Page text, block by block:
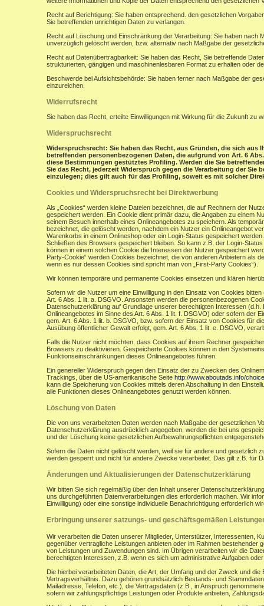
Recht auf Berichtigung: Sie haben entsprechend. den gesetzlichen
Sie betreffenden unrichtigen Daten zu verlangen.
Recht auf Löschung und Einschränkung der Verarbeitung: Sie haben
unverzüglich gelöscht werden, bzw. alternativ nach Maßgabe der
Recht auf Datenübertragbarkeit: Sie haben das Recht, Sie betreffende
strukturierten, gängigen und maschinenlesbaren Format zu erhalten oder
Beschwerde bei Aufsichtsbehörde: Sie haben ferner nach Maßgabe der
einzureichen.
Widerrufsrecht
Sie haben das Recht, erteilte Einwilligungen mit Wirkung für die Zukunft zu
Widerspruchsrecht
Widerspruchsrecht: Sie haben das Recht, aus Gründen, die sich aus
betreffenden personenbezogenen Daten, die aufgrund von Art. 6
diese Bestimmungen gestütztes Profiling. Werden die Sie
Sie das Recht, jederzeit Widerspruch gegen die Verarbeitung der
einzulegen; dies gilt auch für das Profiling, soweit es mit solcher
Cookies und Widerspruchsrecht bei Direktwerbung
Als „Cookies“ werden kleine Dateien bezeichnet, die auf Rechnern der
gespeichert werden. Ein Cookie dient primär dazu, die Angaben zu einem
seinem Besuch innerhalb eines Onlineangebotes zu speichern. Als
bezeichnet, die gelöscht werden, nachdem ein Nutzer ein Onlineangebot
Warenkorbs in einem Onlineshop oder ein Login-Status gespeichert
Schließen des Browsers gespeichert bleiben. So kann z.B. der Login-
können in einem solchen Cookie die Interessen der Nutzer gespeichert
Party-Cookie“ werden Cookies bezeichnet, die von anderen Anbietern als
wenn es nur dessen Cookies sind spricht man von „First-Party Cookies“).
Wir können temporäre und permanente Cookies einsetzen und klären
Sofern wir die Nutzer um eine Einwilligung in den Einsatz von Cookies
Art. 6 Abs. 1 lit. a. DSGVO. Ansonsten werden die personenbezogenen
Datenschutzerklärung auf Grundlage unserer berechtigten Interessen
Onlineangebotes im Sinne des Art. 6 Abs. 1 lit. f. DSGVO) oder sofern der
gem. Art. 6 Abs. 1 lit. b. DSGVO, bzw. sofern der Einsatz von Cookies für
Ausübung öffentlicher Gewalt erfolgt, gem. Art. 6 Abs. 1 lit. e. DSGVO,
Falls die Nutzer nicht möchten, dass Cookies auf ihrem Rechner
Browsers zu deaktivieren. Gespeicherte Cookies können in den
Funktionseinschränkungen dieses Onlineangebotes führen.
Ein genereller Widerspruch gegen den Einsatz der zu Zwecken des
Trackings, über die US-amerikanische Seite http://www.aboutads.info/
kann die Speicherung von Cookies mittels deren Abschaltung in den
alle Funktionen dieses Onlineangebotes genutzt werden können.
Löschung von Daten
Die von uns verarbeiteten Daten werden nach Maßgabe der gesetzlichen
Datenschutzerklärung ausdrücklich angegeben, werden die bei uns
und der Löschung keine gesetzlichen Aufbewahrungspflichten
Sofern die Daten nicht gelöscht werden, weil sie für andere und gesetzlich
werden gesperrt und nicht für andere Zwecke verarbeitet. Das gilt z.B. für
Änderungen und Aktualisierungen der Datenschutzerklärung
Wir bitten Sie sich regelmäßig über den Inhalt unserer
uns durchgeführten Datenverarbeitungen dies erforderlich machen. Wir
Einwilligung) oder eine sonstige individuelle Benachrichtigung erforderlich
Erbringung unserer satzungs- und geschäftsgemäßen
Wir verarbeiten die Daten unserer Mitglieder, Unterstützer, Interessenten,
gegenüber vertragliche Leistungen anbieten oder im Rahmen
von Leistungen und Zuwendungen sind. Im Übrigen verarbeiten wir die
berechtigten Interessen, z.B. wenn es sich um administrative Aufgaben
Die hierbei verarbeiteten Daten, die Art, der Umfang und der Zweck und
Vertragsverhältnis. Dazu gehören grundsätzlich Bestands- und
Mailadresse, Telefon, etc.), die Vertragsdaten (z.B., in Anspruch
sofern wir zahlungspflichtige Leistungen oder Produkte anbieten,